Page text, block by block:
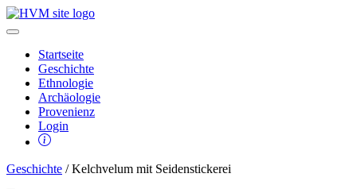
Startseite
Geschichte
Ethnologie
Archäologie
Provenienz
Login
Geschichte / Kelchvelum mit Seidenstickerei